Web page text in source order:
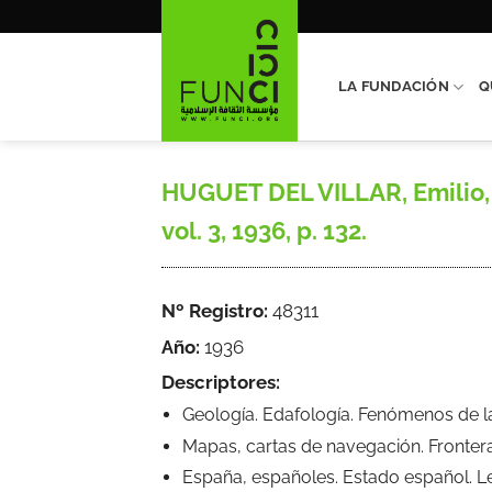
LA FUNDACIÓN
HUGUET DEL VILLAR,
vol. 3, 1936, p. 132.
Nº Registro: 48311
Año: 1936
Descriptores:
Geología. Edafología. Fenómenos de
Mapas, cartas de navegación.
España, españoles. Estado español.